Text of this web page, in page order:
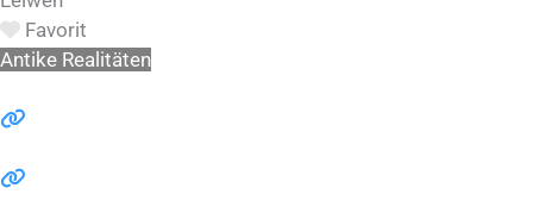
Favorit
Antike Realitäten